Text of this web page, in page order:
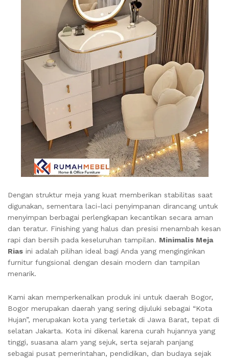
Dengan struktur meja yang kuat memberikan stabilitas saat
digunakan, sementara laci-laci penyimpanan dirancang untuk
menyimpan berbagai perlengkapan kecantikan secara aman
dan teratur. Finishing yang halus dan presisi menambah kesan
rapi dan bersih pada keseluruhan tampilan. Minimalis Meja
Rias ini adalah pilihan ideal bagi Anda yang menginginkan
furnitur fungsional dengan desain modern dan tampilan
menarik.
Kami akan memperkenalkan produk ini untuk daerah Bogor,
Bogor merupakan daerah yang sering dijuluki sebagai “Kota
Hujan”, merupakan kota yang terletak di Jawa Barat, tepat di
selatan Jakarta. Kota ini dikenal karena curah hujannya yang
tinggi, suasana alam yang sejuk, serta sejarah panjang
sebagai pusat pemerintahan, pendidikan, dan budaya sejak